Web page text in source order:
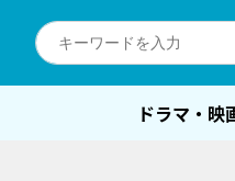
ドラマ・映